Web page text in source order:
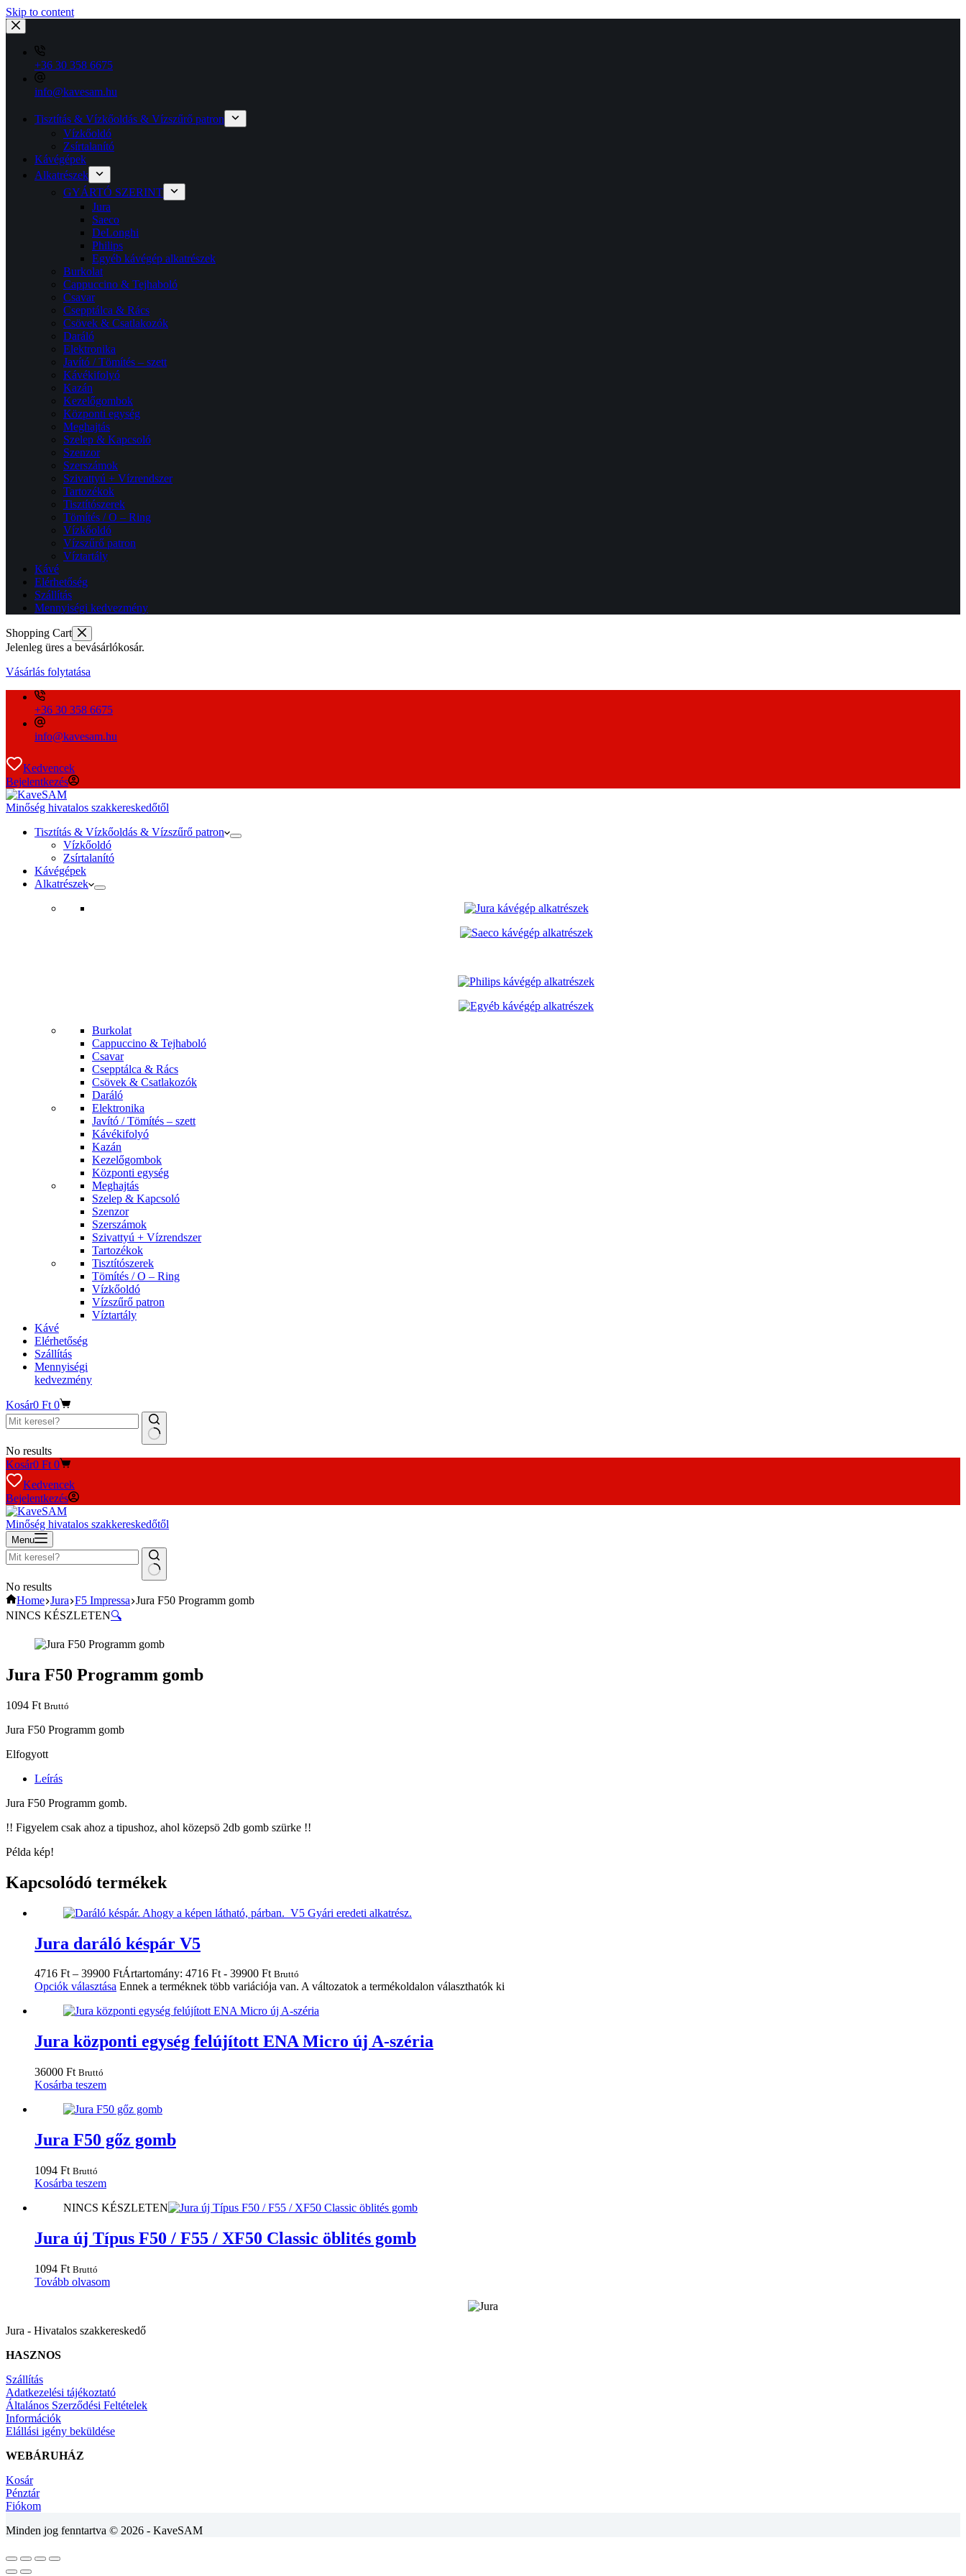
Skip to content
+36 30 358 6675
info@kavesam.hu
Tisztítás & Vízkőoldás & Vízszűrő patron
Vízkőoldó
Zsírtalanító
Kávégépek
Alkatrészek
GYÁRTÓ SZERINT
Jura
Saeco
DeLonghi
Philips
Egyéb kávégép alkatrészek
Burkolat
Cappuccino & Tejhaboló
Csavar
Csepptálca & Rács
Csövek & Csatlakozók
Daráló
Elektronika
Javító / Tömítés – szett
Kávékifolyó
Kazán
Kezelőgombok
Központi egység
Meghajtás
Szelep & Kapcsoló
Szenzor
Szerszámok
Szivattyú + Vízrendszer
Tartozékok
Tisztítószerek
Tömítés / O – Ring
Vízkőoldó
Vízszűrő patron
Víztartály
Kávé
Elérhetőség
Szállítás
Mennyiségi kedvezmény
Shopping Cart
Jelenleg üres a bevásárlókosár.
Vásárlás folytatása
+36 30 358 6675
info@kavesam.hu
Kedvencek
Bejelentkezés
Minőség hivatalos szakkereskedőtől
Tisztítás & Vízkőoldás & Vízszűrő patron
Vízkőoldó
Zsírtalanító
Kávégépek
Alkatrészek
Burkolat
Cappuccino & Tejhaboló
Csavar
Csepptálca & Rács
Csövek & Csatlakozók
Daráló
Elektronika
Javító / Tömítés – szett
Kávékifolyó
Kazán
Kezelőgombok
Központi egység
Meghajtás
Szelep & Kapcsoló
Szenzor
Szerszámok
Szivattyú + Vízrendszer
Tartozékok
Tisztítószerek
Tömítés / O – Ring
Vízkőoldó
Vízszűrő patron
Víztartály
Kávé
Elérhetőség
Szállítás
Mennyiségi
kedvezmény
Kosár0 Ft 0
No results
Kosár0 Ft 0
Kedvencek
Bejelentkezés
Minőség hivatalos szakkereskedőtől
Menu
No results
Home Jura F5 Impressa Jura F50 Programm gomb
NINCS KÉSZLETEN🔍
Jura F50 Programm gomb
1094 Ft Bruttó
Jura F50 Programm gomb
Elfogyott
Leírás
Jura F50 Programm gomb.
!! Figyelem csak ahoz a tipushoz, ahol közepsö 2db gomb szürke !!
Példa kép!
Kapcsolódó termékek
Jura daráló késpár V5
4716 Ft – 39900 FtÁrtartomány: 4716 Ft - 39900 Ft Bruttó
Opciók választása Ennek a terméknek több variációja van. A változatok a termékoldalon választhatók ki
Jura központi egység felújított ENA Micro új A-széria
36000 Ft Bruttó
Kosárba teszem
Jura F50 gőz gomb
1094 Ft Bruttó
Kosárba teszem
NINCS KÉSZLETEN
Jura új Típus F50 / F55 / XF50 Classic öblités gomb
1094 Ft Bruttó
Tovább olvasom
Jura - Hivatalos szakkereskedő
HASZNOS
Szállítás
Adatkezelési tájékoztató
Általános Szerződési Feltételek
Információk
Elállási igény beküldése
WEBÁRUHÁZ
Kosár
Pénztár
Fiókom
Minden jog fenntartva © 2026 - KaveSAM